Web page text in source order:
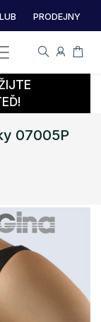
PRODEJNY
07005P